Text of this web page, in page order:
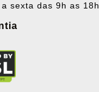
sexta das 9h as 18h